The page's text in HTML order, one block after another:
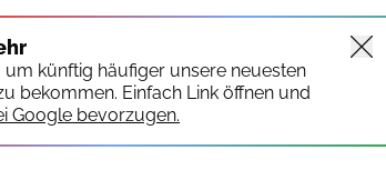
um künftig häufiger unsere neuesten
bekommen. Einfach Link öffnen und
Google bevorzugen.